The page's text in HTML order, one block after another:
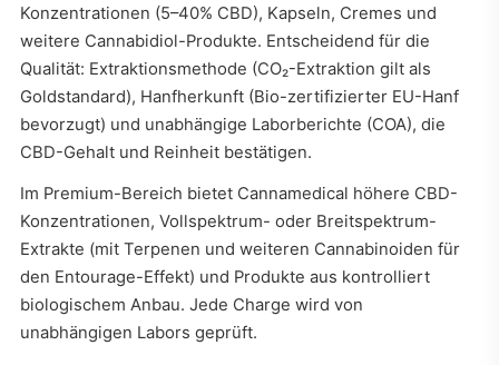
Konzentrationen (5–40% CBD), Kapseln, Cremes und
weitere Cannabidiol-Produkte. Entscheidend für die
Qualität: Extraktionsmethode (CO₂-Extraktion gilt als
Goldstandard), Hanfherkunft (Bio-zertifizierter EU-Hanf
bevorzugt) und unabhängige Laborberichte (COA), die
CBD-Gehalt und Reinheit bestätigen.
Im Premium-Bereich bietet Cannamedical höhere CBD-
Konzentrationen, Vollspektrum- oder Breitspektrum-
Extrakte (mit Terpenen und weiteren Cannabinoiden für
den Entourage-Effekt) und Produkte aus kontrolliert
biologischem Anbau. Jede Charge wird von
unabhängigen Labors geprüft.